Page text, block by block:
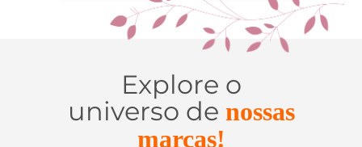
Explore o
universo de nossas
marcas!